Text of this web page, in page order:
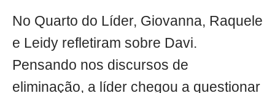
No Quarto do Líder, Giovanna, Raquele
e Leidy refletiram sobre Davi.
Pensando nos discursos de
eliminação, a líder chegou a questionar